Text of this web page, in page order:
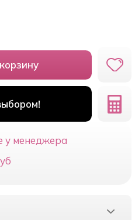
у менеджера